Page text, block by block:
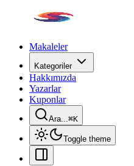
Makaleler
Kategoriler
Hakkımızda
Yazarlar
Kuponlar
Ara...⌘K
Toggle theme